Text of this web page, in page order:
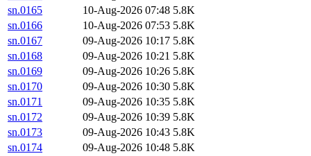
sn.0165
10-Aug-2026 07:48 5.8K
sn.0166
10-Aug-2026 07:53 5.8K
sn.0167
09-Aug-2026 10:17 5.8K
sn.0168
09-Aug-2026 10:21 5.8K
sn.0169
09-Aug-2026 10:26 5.8K
sn.0170
09-Aug-2026 10:30 5.8K
sn.0171
09-Aug-2026 10:35 5.8K
sn.0172
09-Aug-2026 10:39 5.8K
sn.0173
09-Aug-2026 10:43 5.8K
sn.0174
09-Aug-2026 10:48 5.8K